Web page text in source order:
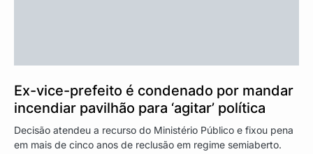
Ex-vice-prefeito é condenado por mandar
incendiar pavilhão para ‘agitar’ política
Decisão atendeu a recurso do Ministério Público e fixou pena
em mais de cinco anos de reclusão em regime semiaberto.